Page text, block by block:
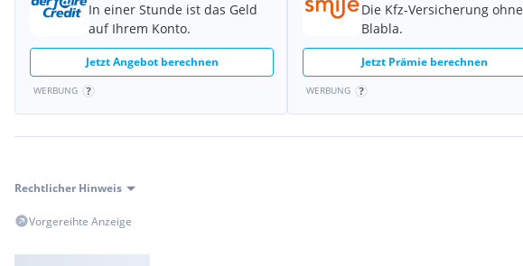
In einer Stunde ist das Geld
auf Ihrem Konto.
Jetzt Angebot berechnen
WERBUNG
Die Kfz-Versicherung ohne
Blabla.
Jetzt Prämie berechnen
WERBUNG
Rechtlicher Hinweis
Vorgereihte Anzeige